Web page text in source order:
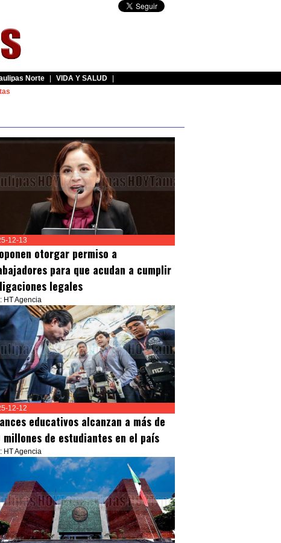
Norte VIDA Y SALUD
12-13
otorgar permiso a
para que acudan a cumplir
legales
HT Agencia
12-12
educativos alcanzan a más de
millones de estudiantes en el país
HT Agencia